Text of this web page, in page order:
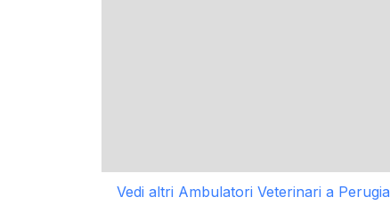
Vedi altri Ambulatori Veterinari a Perugia